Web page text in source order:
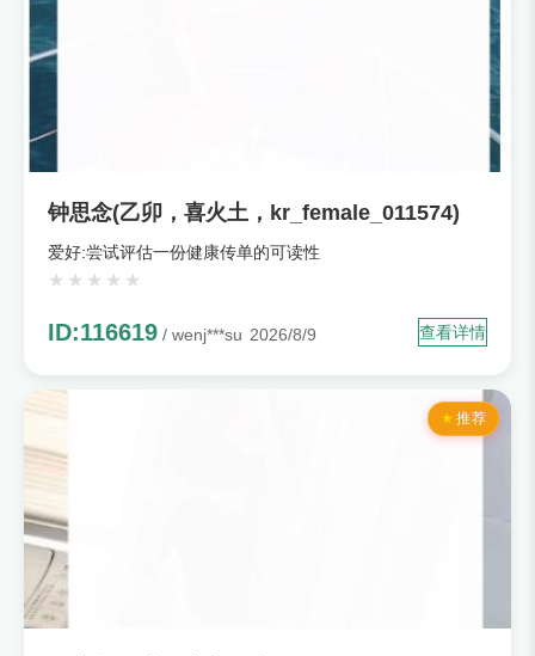
钟思念(乙卯，喜火土，kr_female_011574)
爱好:尝试评估一份健康传单的可读性
ID:116619 / wenj***su 2026/8/9 查看详情
推荐